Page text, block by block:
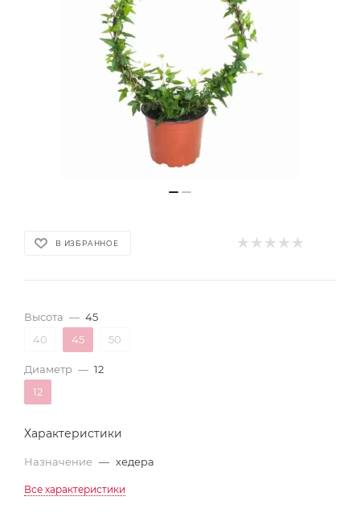
В ИЗБРАННОЕ
Высота — 45
40
45 50
Диаметр — 12
12
Характеристики
Назначение — хедера
Все характеристики